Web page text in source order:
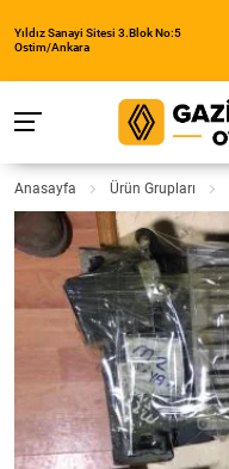
Yıldız Sanayi Sitesi 3.Blok No:5
Ostim/Ankara
Anasayfa Ürün Grupları